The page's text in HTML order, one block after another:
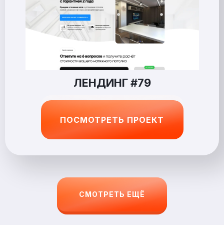
ЛЕНДИНГ #79
ПОСМОТРЕТЬ ПРОЕКТ
СМОТРЕТЬ ЕЩЁ